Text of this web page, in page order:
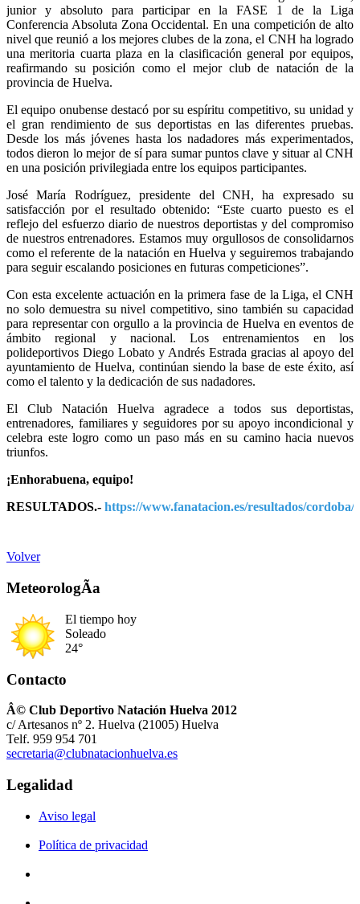
junior y absoluto para participar en la FASE 1 de la Liga
Conferencia Absoluta Zona Occidental. En una competición de alto
nivel que reunió a los mejores clubes de la zona, el CNH ha logrado
una meritoria cuarta plaza en la clasificación general por equipos,
reafirmando su posición como el mejor club de natación de la
provincia de Huelva.
El equipo onubense destacó por su espíritu competitivo, su unidad y
el gran rendimiento de sus deportistas en las diferentes pruebas.
Desde los más jóvenes hasta los nadadores más experimentados,
todos dieron lo mejor de sí para sumar puntos clave y situar al CNH
en una posición privilegiada entre los equipos participantes.
José María Rodríguez, presidente del CNH, ha expresado su
satisfacción por el resultado obtenido: “Este cuarto puesto es el
reflejo del esfuerzo diario de nuestros deportistas y del compromiso
de nuestros entrenadores. Estamos muy orgullosos de consolidarnos
como el referente de la natación en Huelva y seguiremos trabajando
para seguir escalando posiciones en futuras competiciones”.
Con esta excelente actuación en la primera fase de la Liga, el CNH
no solo demuestra su nivel competitivo, sino también su capacidad
para representar con orgullo a la provincia de Huelva en eventos de
ámbito regional y nacional. Los entrenamientos en los
polideportivos Diego Lobato y Andrés Estrada gracias al apoyo del
ayuntamiento de Huelva, continúan siendo la base de este éxito, así
como el talento y la dedicación de sus nadadores.
El Club Natación Huelva agradece a todos sus deportistas,
entrenadores, familiares y seguidores por su apoyo incondicional y
celebra este logro como un paso más en su camino hacia nuevos
triunfos.
¡Enhorabuena, equipo!
RESULTADOS.- https://www.fanatacion.es/resultados/
Volver
MeteorologÃ­a
El tiempo hoy
Soleado
24°
Contacto
Â© Club Deportivo Natación Huelva 2012
c/ Artesanos nº 2. Huelva (21005) Huelva
Telf. 959 954 701
secretaria@clubnatacionhuelva.es
Legalidad
Aviso legal
Política de privacidad